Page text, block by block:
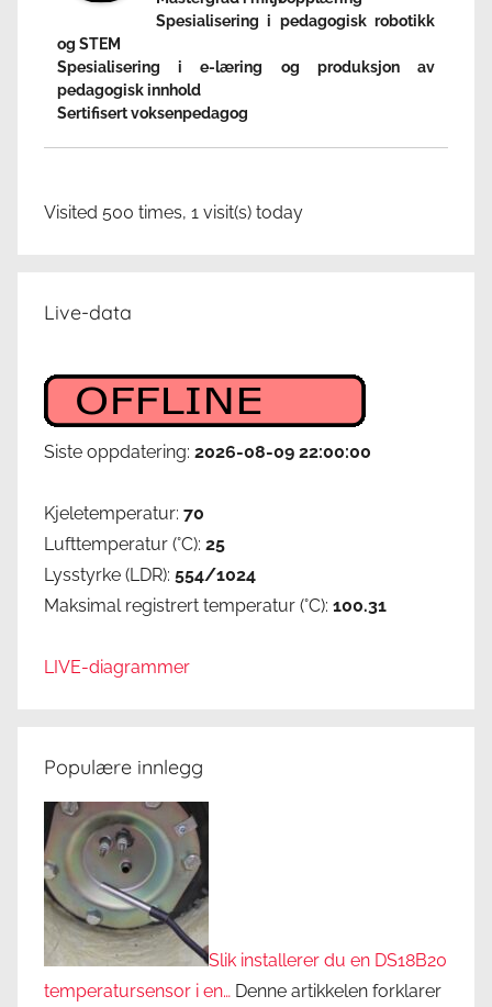
Spesialisering i pedagogisk robotikk
og STEM
Spesialisering i e-læring og produksjon av
pedagogisk innhold
Sertifisert voksenpedagog
Visited 500 times, 1 visit(s) today
Live-data
Siste oppdatering: 2026-08-09 22:00:00
Kjeletemperatur: 70
Lufttemperatur (°C): 25
Lysstyrke (LDR): 554/1024
Maksimal registrert temperatur (°C): 100.31
LIVE-diagrammer
Populære innlegg
Slik installerer du en DS18B20
temperatursensor i en… Denne artikkelen forklarer